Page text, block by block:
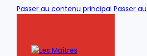
Passer au contenu principal Passer